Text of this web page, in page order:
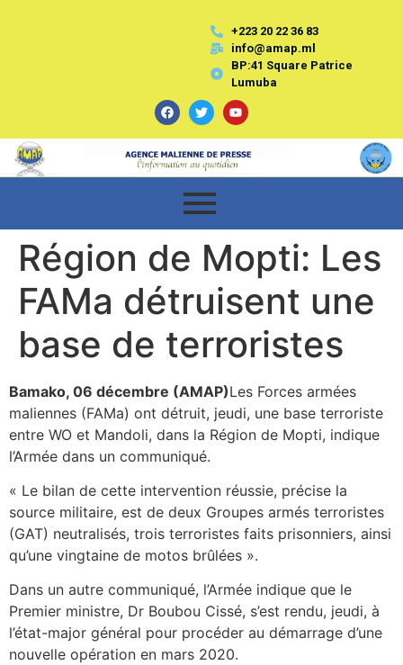
+223 20 22 36 83
info@amap.ml
BP:41 Square Patrice
Lumuba
Région de Mopti: Les
FAMa détruisent une
base de terroristes
Bamako, 06 décembre (AMAP)Les Forces armées
maliennes (FAMa) ont détruit, jeudi, une base terroriste
entre WO et Mandoli, dans la Région de Mopti, indique
l’Armée dans un communiqué.
« Le bilan de cette intervention réussie, précise la
source militaire, est de deux Groupes armés terroristes
(GAT) neutralisés, trois terroristes faits prisonniers, ainsi
qu’une vingtaine de motos brûlées ».
Dans un autre communiqué, l’Armée indique que le
Premier ministre, Dr Boubou Cissé, s’est rendu, jeudi, à
l’état-major général pour procéder au démarrage d’une
nouvelle opération en mars 2020.